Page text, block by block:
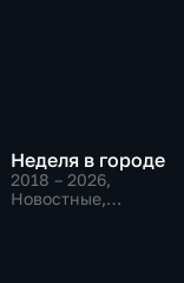
Неделя в городе
2018 – 2026,
Новостные,